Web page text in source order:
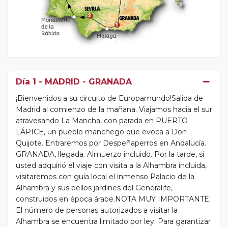
Día 1 - MADRID - GRANADA
¡Bienvenidos a su circuito de Europamundo!Salida de
Madrid al comienzo de la mañana. Viajamos hacia el sur
atravesando La Mancha, con parada en PUERTO
LÁPICE, un pueblo manchego que evoca a Don
Quijote. Entraremos por Despeñaperros en Andalucía.
GRANADA, llegada. Almuerzo incluido. Por la tarde, si
usted adquirió el viaje con visita a la Alhambra incluida,
visitaremos con guía local el inmenso Palacio de la
Alhambra y sus bellos jardines del Generalife,
construidos en época árabe.NOTA MUY IMPORTANTE:
El número de personas autorizados a visitar la
Alhambra se encuentra limitado por ley. Para garantizar